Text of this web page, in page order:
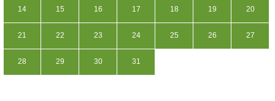
14 15 16 17 18 19 20
21 22 23 24 25 26 27
28 29 30 31